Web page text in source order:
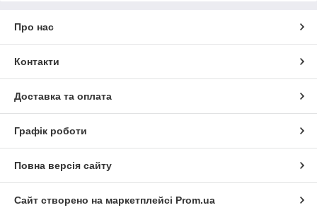
Про нас
Контакти
Доставка та оплата
Графік роботи
Повна версія сайту
Сайт створено на маркетплейсі Prom.ua